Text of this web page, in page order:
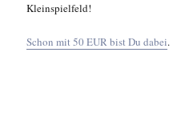
Kleinspielfeld!
Schon mit 50 EUR bist Du dabei.